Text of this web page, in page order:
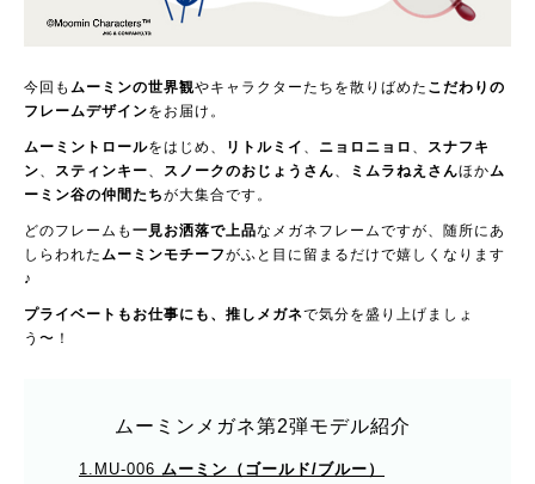
今回も ムーミンの世界観やキャラクターたちを散りばめた こだわりの
フレームデザインをお届け。
ムーミントロールをはじめ、 リトルミイ 、 ニョロニョロ 、 スナフキ
ン、 スティンキー、 スノークのおじょうさん、 ミムラねえさんほかム
ーミン谷の仲間たちが大集合です。
どのフレームも 一見お洒落で上品なメガネフレームですが、随所にあ
しらわれたムーミンモチーフがふと目に留まるだけで嬉しくなります
♪
プライベートもお仕事にも、推しメガネで気分を盛り上げましょ
う〜！
ムーミンメガネ第2弾モデル紹介
1.MU-006 ムーミン（ゴールド/ブルー）